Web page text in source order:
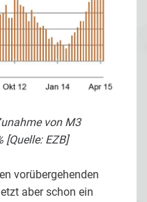
von M3
[Quelle: EZB]
vorübergehenden
aber schon ein